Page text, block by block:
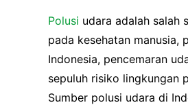
Polusi udara adalah salah
pada kesehatan manusia,
Indonesia, pencemaran
sepuluh risiko lingkungan
Sumber polusi udara di